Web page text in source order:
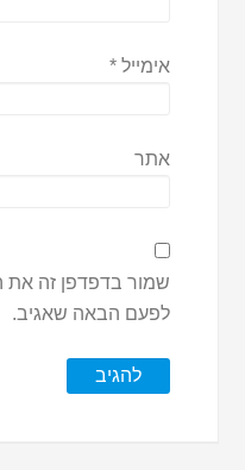
אימייל*
אתר
שמור בדפדפן זה את
לפעם הבאה שאגיב.